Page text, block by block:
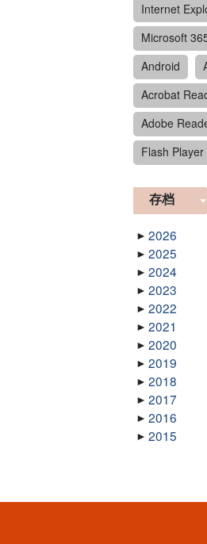
Internet
Microsoft
Android
Acrobat
Adobe
Flash Player
存档
2026
2025
2024
2023
2022
2021
2020
2019
2018
2017
2016
2015